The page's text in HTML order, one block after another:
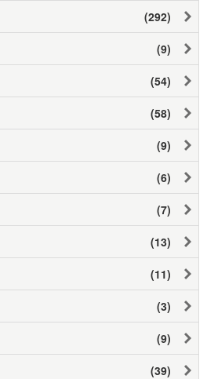
(292)
(9)
(54)
(58)
(9)
(6)
(7)
(13)
(11)
(3)
(9)
(39)